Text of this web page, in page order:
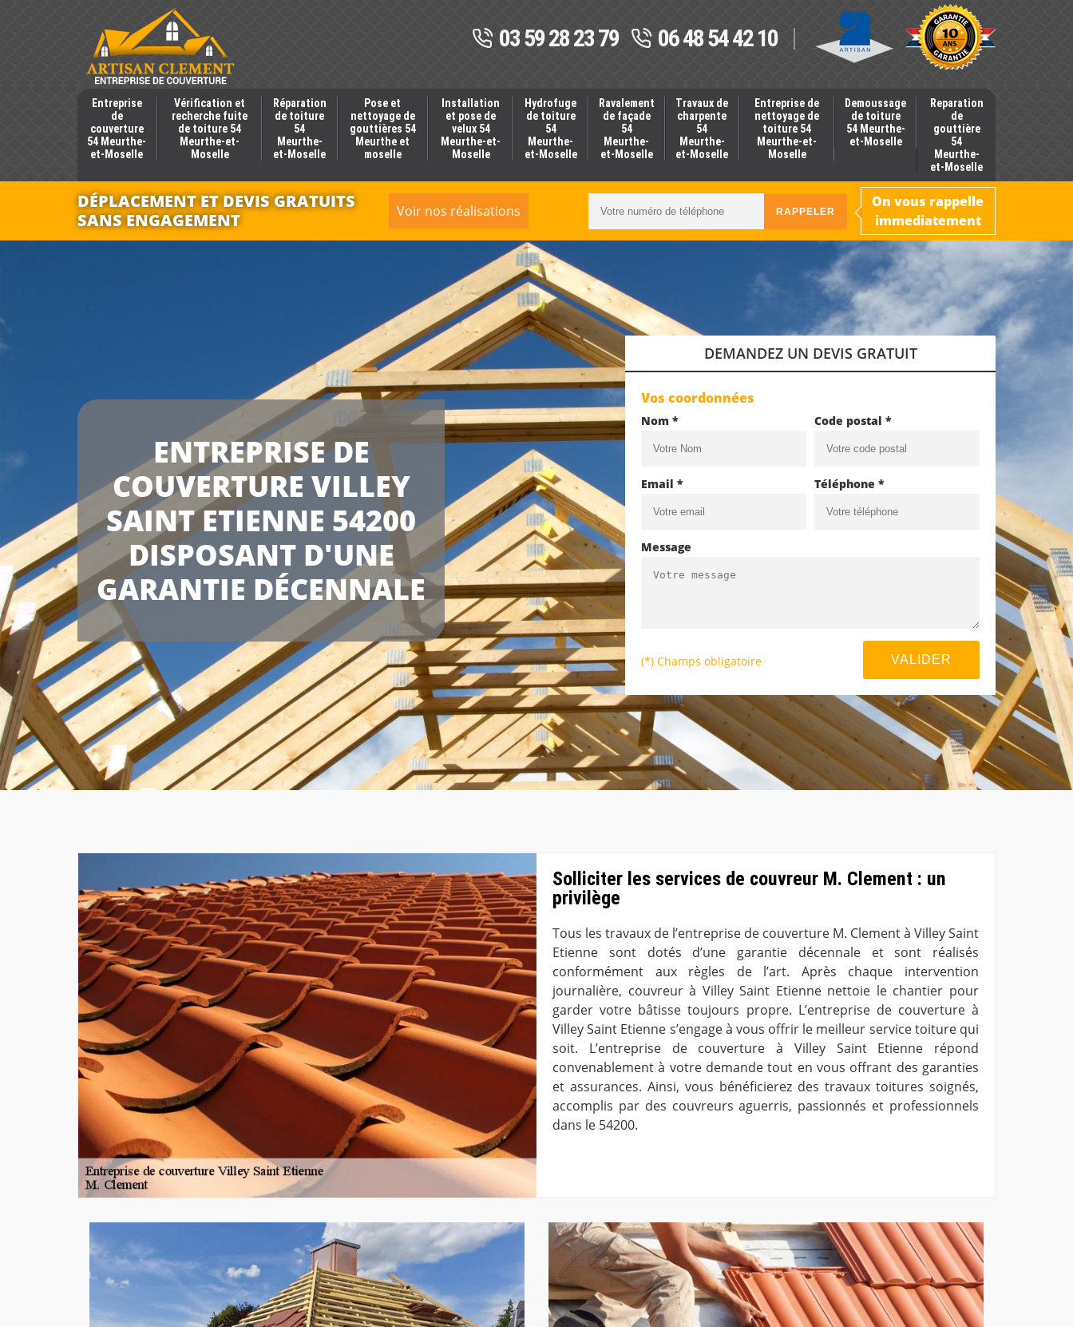
03 59 28 23 79 06 48 54 42 10
Entreprise
de
couverture
54 Meurthe-
et-Moselle
Vérification et
recherche fuite
de toiture 54
Meurthe-et-
Moselle
Réparation
de toiture
54
Meurthe-
et-Moselle
Pose et
nettoyage de
gouttières 54
Meurthe et
moselle
Installation
et pose de
velux 54
Meurthe-et-
Moselle
Hydrofuge
de toiture
54
Meurthe-
et-Moselle
Ravalement
de façade
54
Meurthe-
et-Moselle
Travaux de
charpente
54
Meurthe-
et-Moselle
Entreprise de
nettoyage de
toiture 54
Meurthe-et-
Moselle
Demoussage
de toiture
54 Meurthe-
et-Moselle
Reparation
de
gouttière
54
Meurthe-
et-Moselle
DÉPLACEMENT ET DEVIS GRATUITS
SANS ENGAGEMENT
Voir nos réalisations
On vous rappelle
immediatement
ENTREPRISE DE
COUVERTURE VILLEY
SAINT ETIENNE 54200
DISPOSANT D'UNE
GARANTIE DÉCENNALE
DEMANDEZ UN DEVIS GRATUIT
Vos coordonnées
Nom * Code postal *
Email * Téléphone *
Message
(*) Champs obligatoire
Solliciter les services de couvreur M. Clement : un
privilège
Tous les travaux de l’entreprise de couverture M. Clement à Villey Saint
Etienne sont dotés d’une garantie décennale et sont réalisés
conformément aux règles de l’art. Après chaque intervention
journalière, couvreur à Villey Saint Etienne nettoie le chantier pour
garder votre bâtisse toujours propre. L’entreprise de couverture à
Villey Saint Etienne s’engage à vous offrir le meilleur service toiture qui
soit. L’entreprise de couverture à Villey Saint Etienne répond
convenablement à votre demande tout en vous offrant des garanties
et assurances. Ainsi, vous bénéficierez des travaux toitures soignés,
accomplis par des couvreurs aguerris, passionnés et professionnels
dans le 54200.